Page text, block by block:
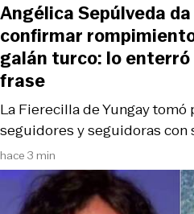
hace 3 min
La Fierecilla de Yungay tomó
seguidores y seguidoras con
Angélica Sepúlveda
confirmar
galán turco: lo
frase